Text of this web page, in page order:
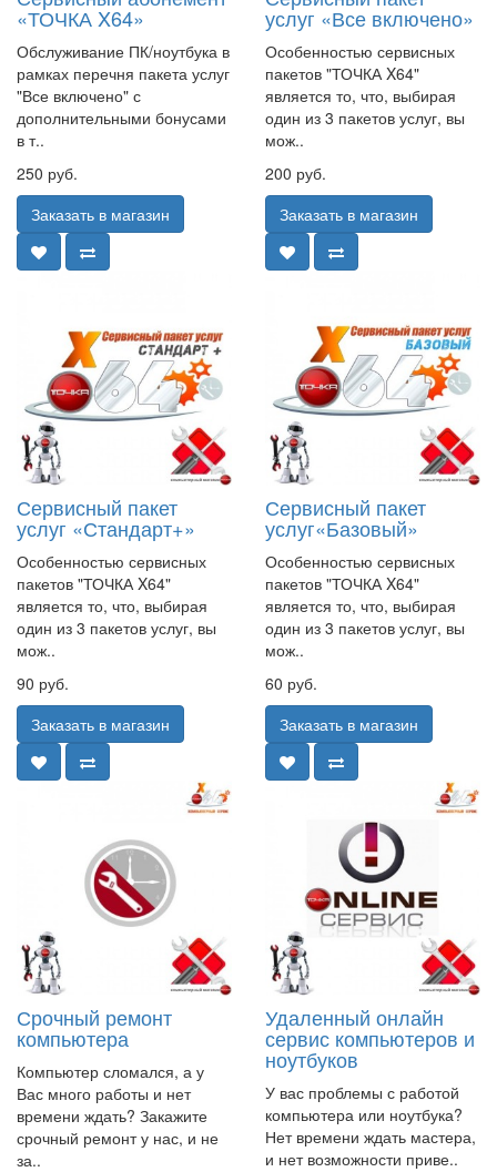
«ТОЧКА X64»
Обслуживание ПК/ноутбука в
рамках перечня пакета услуг
"Все включено" с
дополнительными бонусами
в т..
250 руб.
Заказать в магазин
услуг «Все включено»
Особенностью сервисных
пакетов "ТОЧКА X64"
является то, что, выбирая
один из 3 пакетов услуг, вы
мож..
200 руб.
Заказать в магазин
Сервисный пакет
услуг «Стандарт+»
Особенностью сервисных
пакетов "ТОЧКА X64"
является то, что, выбирая
один из 3 пакетов услуг, вы
мож..
90 руб.
Заказать в магазин
Сервисный пакет
услуг«Базовый»
Особенностью сервисных
пакетов "ТОЧКА X64"
является то, что, выбирая
один из 3 пакетов услуг, вы
мож..
60 руб.
Заказать в магазин
Срочный ремонт
компьютера
Компьютер сломался, а у
Вас много работы и нет
времени ждать? Закажите
срочный ремонт у нас, и не
за..
Удаленный онлайн
сервис компьютеров и
ноутбуков
У вас проблемы с работой
компьютера или ноутбука?
Нет времени ждать мастера,
и нет возможности приве..